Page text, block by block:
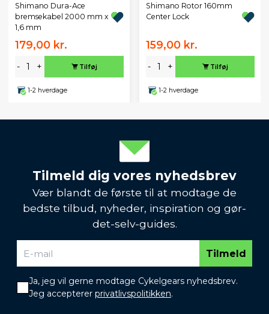
Shimano Dura-Ace
bremsekabel 2000 mm x
1,6 mm
179,00 kr.
- + Tilføj
1-2 hverdage
Shimano Rotor 160mm
Center Lock
159,00 kr.
- + Tilføj
1-2 hverdage
Tilmeld dig vores nyhedsbrev
Vær blandt de første til at modtage de
bedste tilbud, nyheder, inspiration og gør-
det-selv-guides.
Tilmeld
Ja, jeg vil gerne modtage Cykelgears nyhedsbrev.
Jeg accepterer privatlivspolitikken.